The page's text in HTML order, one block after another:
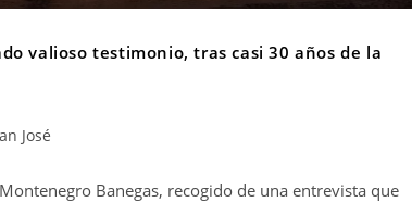
valioso testimonio, tras casi 30 años de la
José
Banegas, recogido de una entrevista que